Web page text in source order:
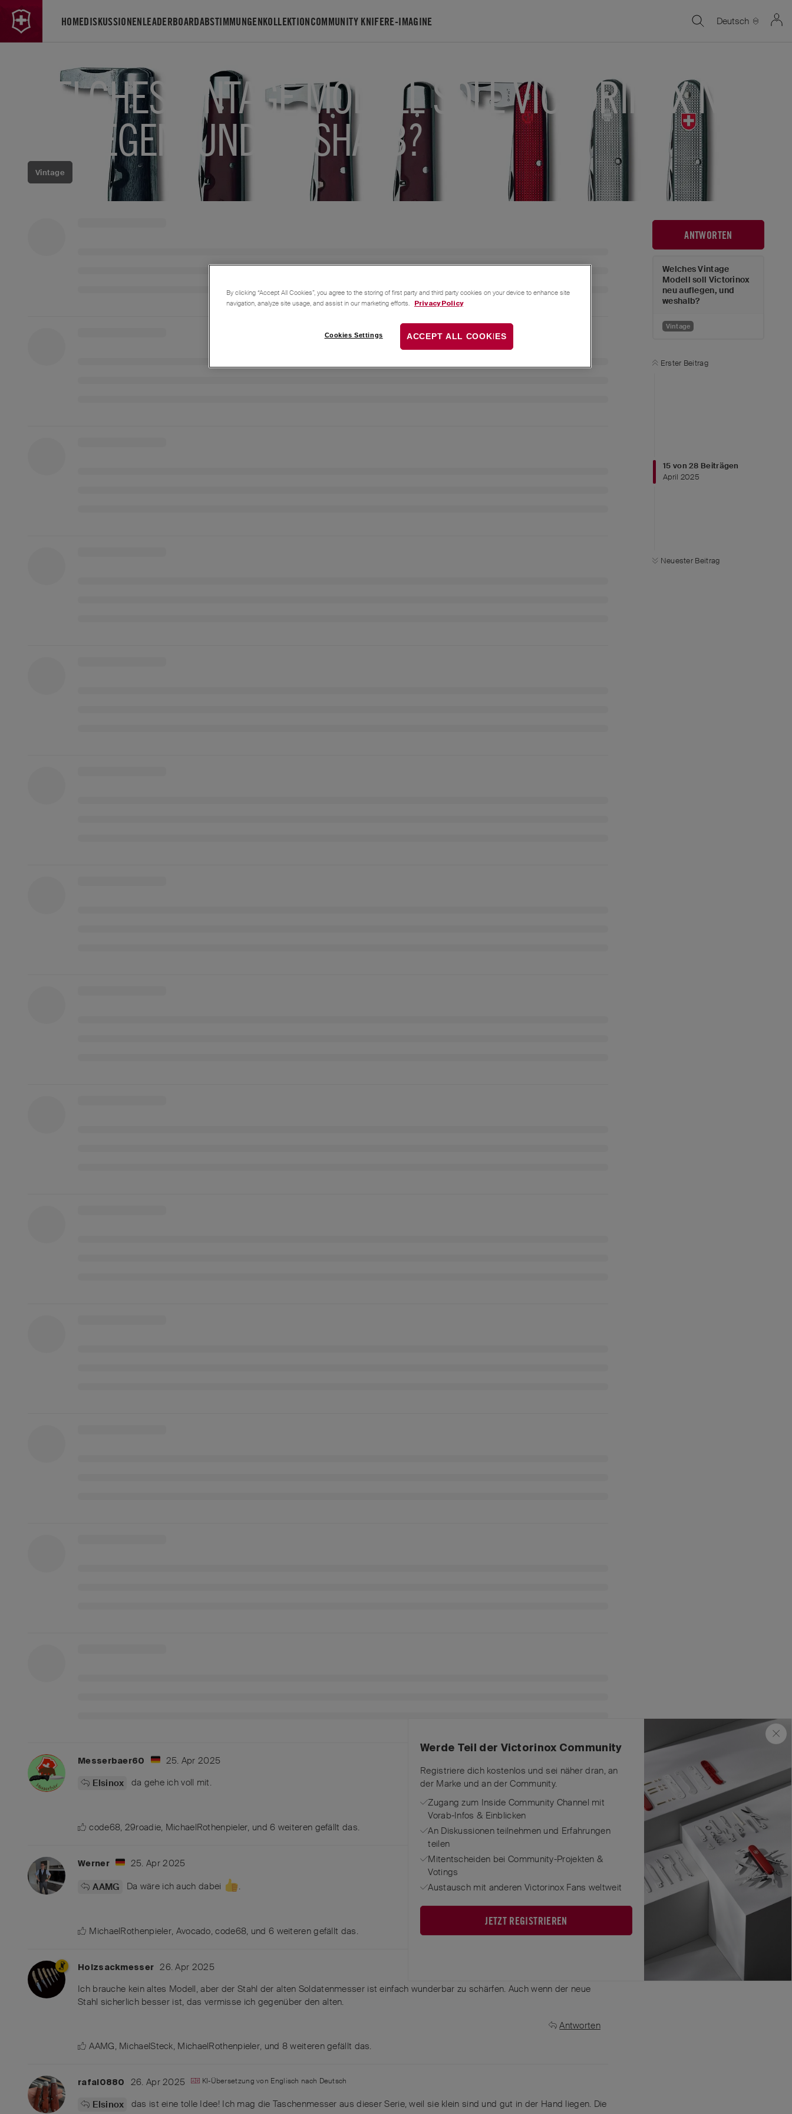
HOMEDISKUSSIONENLEADERBOARDABSTIMMUNGENKOLLEKTIONCOMMUNITY KNIFERE-IMAGINE Deutsch
Vintage
WELCHES VINTAGE MODELL SOLL VICTORINOX NEU
AUFLEGEN, UND WESHALB?
ANTWORTEN
Welches Vintage
Modell soll Victorinox
neu auflegen, und
weshalb?
Vintage
Erster Beitrag
15 von28 Beiträgen
April 2025
Neuester Beitrag
Messerbaer60
25. Apr 2025
Elsinox
da gehe ich voll mit.
Antworten
code68, 29roadie, MichaelRothenpieler, und6 weiteren gefällt das.
Werner
25. Apr 2025
AAMG
Da wäre ich auch dabei .
MichaelRothenpieler, Avocado,code68, und 6 weiterengefällt das.
Holzsackmesser
26. Apr 2025
Ich brauche kein altes Modell, aber der Stahl der alten Soldatenmesser ist einfach wunderbar zu schärfen. Auch wenn der neue
Stahl sicherlich besser ist, das vermisse ich gegenüber den alten.
Antworten
AAMG, MichaelSteck, MichaelRothenpieler, und 8 weiterengefällt das.
rafal0880 26. Apr 2025 KI-Übersetzung von Englisch nach Deutsch
Elsinox
das ist eine tolle Idee! Ich mag die Taschenmesser aus dieser Serie, weil sie klein sind und gut in der Hand liegen. Die
Werde Teil der Victorinox Community
Registriere dich kostenlos und sei näher dran, an
der Marke und an der Community.
Zugang zum Inside Community Channel mit
Vorab-Infos & Einblicken
An Diskussionen teilnehmen und Erfahrungen
teilen
Mitentscheiden bei Community-Projekten &
Votings
Austausch mit anderen Victorinox Fans weltweit
JETZT REGISTRIEREN
By clicking “Accept All Cookies”, you agree to the storing of first party and third party cookies on your device to enhance site
navigation, analyze site usage, and assist in our marketing efforts.
Privacy Policy
Cookies Settings ACCEPT ALL COOKIES